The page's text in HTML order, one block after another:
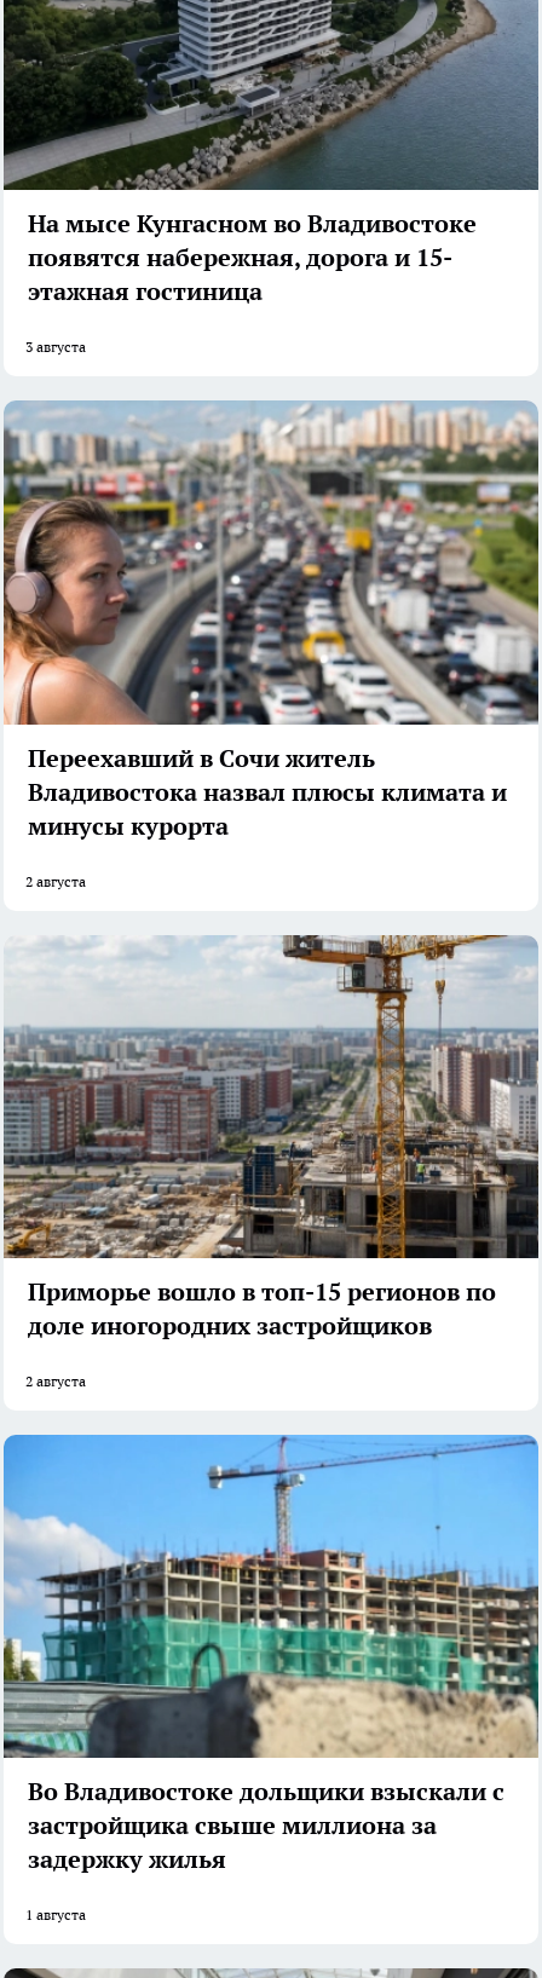
На мысе Кунгасном во Владивостоке
появятся набережная, дорога и 15-
этажная гостиница
3 августа
Переехавший в Сочи житель
Владивостока назвал плюсы климата и
минусы курорта
2 августа
Приморье вошло в топ-15 регионов по
доле иногородних застройщиков
2 августа
Во Владивостоке дольщики взыскали с
застройщика свыше миллиона за
задержку жилья
1 августа